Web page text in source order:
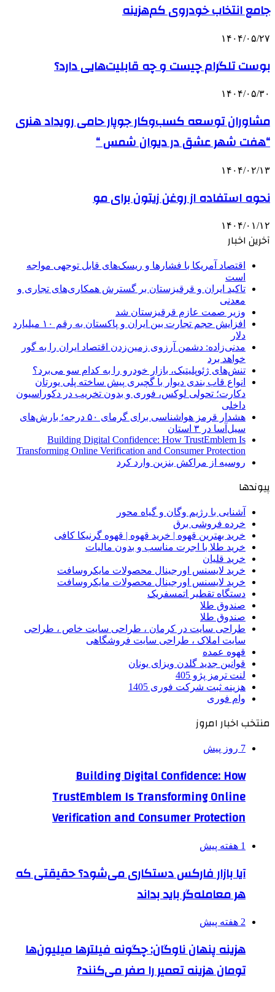
جامع انتخاب خودروی کم‌هزینه
۱۴۰۴/۰۵/۲۷
بوست تلگرام چیست و چه قابلیت‌هایی دارد؟
۱۴۰۴/۰۵/۳۰
مشاوران توسعه کسب‌وکار جوپار حامی رویداد هنری
“هفت شهر عشق در دیوان شمس “
۱۴۰۴/۰۲/۱۳
نحوه استفاده از روغن زیتون برای مو
۱۴۰۴/۰۱/۱۲
آخرین اخبار
اقتصاد آمریکا با فشارها و ریسک‌های قابل توجهی مواجه
است
تاکید ایران و قرقیزستان بر گسترش همکاری‌های تجاری و
معدنی
وزیر صمت عازم قرقیزستان شد
افزایش حجم تجارت بین ایران و پاکستان به رقم ۱۰ میلیارد
دلار
مدنی‌زاده: دشمن آرزوی زمین‌زدن اقتصاد ایران را به گور
خواهد برد
تنش‌های ژئوپلیتیک، بازار خودرو را به کدام سو می‌برد؟
انواع قاب بندی دیوار با گچبری پیش ساخته پلی یورتان
دکارت؛ تحولی لوکس، فوری و بدون تخریب در دکوراسیون
داخلی
هشدار قرمز هواشناسی برای گرمای ۵۰ درجه؛ بارش‌های
سیل‌آسا در ۳ استان
Building Digital Confidence: How TrustEmblem Is
Transforming Online Verification and Consumer Protection
روسیه از مراکش بنزین وارد کرد
پیوندها
آشنایی با رژیم وگان و گیاه محور
خرده فروشی برق
خرید بهترین قهوه | خرید قهوه | قهوه گرنیکا کافی
خرید طلا با اجرت مناسب و بدون مالیات
خرید قلیان
خرید لایسنس اورجینال محصولات مایکروسافت
خرید لایسنس اورجینال محصولات مایکروسافت
دستگاه تقطیر اتمسفریک
صندوق طلا
صندوق طلا
طراحی سایت در کرمان ، طراحی سایت خاص ، طراحی
سایت املاک ، طراحی سایت فروشگاهی
قهوه عمده
قوانین جدید گلدن ویزای یونان
لنت ترمز پژو 405
هزینه ثبت شرکت فوری 1405
وام فوری
منتخب اخبار امروز
7 روز پیش
Building Digital Confidence: How
TrustEmblem Is Transforming Online
Verification and Consumer Protection
1 هفته پیش
آیا بازار فارکس دستکاری می‌شود؟ حقیقتی که
هر معامله‌گر باید بداند
2 هفته پیش
هزینه پنهان ناوگان: چگونه فیلترها میلیون‌ها
تومان هزینه تعمیر را صفر می‌کنند?